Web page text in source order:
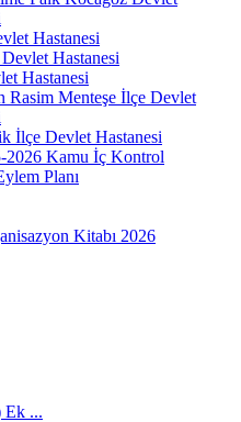
Hastanesi
Devlet Hastanesi
Hastanesi
Rasim Menteşe İlçe Devlet
İlçe Devlet Hastanesi
2026 Kamu İç Kontrol
Planı
Kitabı 2026
Ek ...